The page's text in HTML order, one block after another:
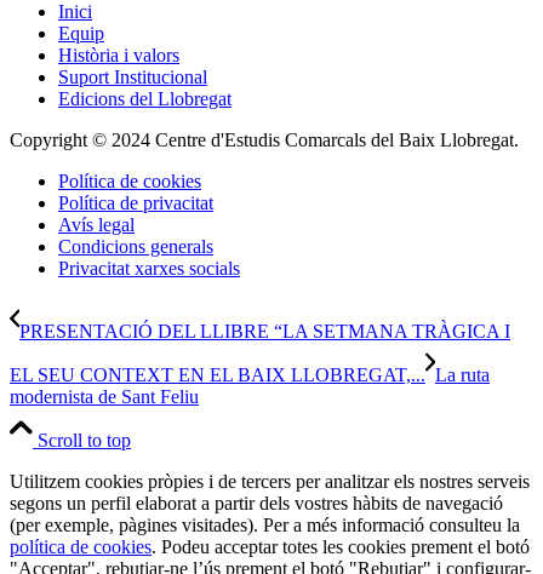
Inici
Equip
Història i valors
Suport Institucional
Edicions del Llobregat
Copyright © 2024 Centre d'Estudis Comarcals del Baix Llobregat.
Política de cookies
Política de privacitat
Avís legal
Condicions generals
Privacitat xarxes socials
PRESENTACIÓ DEL LLIBRE “LA SETMANA TRÀGICA I
EL SEU CONTEXT EN EL BAIX LLOBREGAT,... La ruta
modernista de Sant Feliu
Scroll to top
Utilitzem cookies pròpies i de tercers per analitzar els nostres serveis
segons un perfil elaborat a partir dels vostres hàbits de navegació
(per exemple, pàgines visitades). Per a més informació consulteu la
política de cookies. Podeu acceptar totes les cookies prement el botó
"Acceptar", rebutjar-ne l’ús prement el botó "Rebutjar" i configurar-